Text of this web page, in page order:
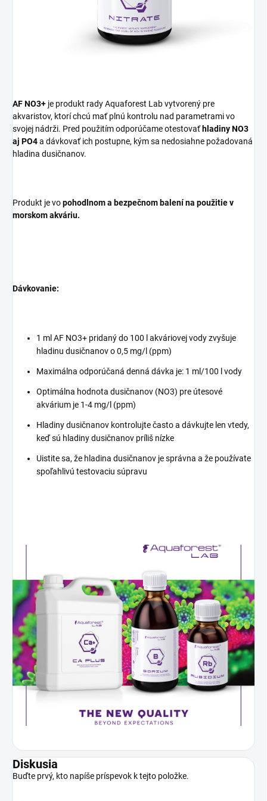
AF NO3+ je produkt rady Aquaforest Lab vytvorený pre
akvaristov, ktorí chcú mať plnú kontrolu nad parametrami vo
svojej nádrži. Pred použitím odporúčame otestovať hladiny NO3
aj PO4a dávkovať ich postupne, kým sa nedosiahne požadovaná
hladina dusičnanov.
Produkt je vopohodlnom a bezpečnom balení na použitie v
morskom akváriu.
Dávkovanie:
1 ml AF NO3+ pridaný do 100 l akváriovej vody zvyšuje
hladinu dusičnanov o 0,5 mg/l (ppm)
Maximálna odporúčaná denná dávka je: 1 ml/100 l vody
Optimálna hodnota dusičnanov (NO3) pre útesové
akvárium je 1-4 mg/l (ppm)
Hladiny dusičnanov kontrolujte často a dávkujte len vtedy,
keď sú hladiny dusičnanov príliš nízke
Uistite sa, že hladina dusičnanov je správna a že používate
spoľahlivú testovaciu súpravu
Diskusia
Buďte prvý, kto napíše príspevok k tejto položke.